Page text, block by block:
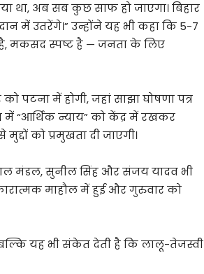
था, अब सब कुछ साफ हो जाएगा। बिहार
में उतरेंगे।” उन्होंने यह भी कहा कि 5-7
है, मकसद स्पष्ट है — जनता के लिए
पटना में होगी, जहां साझा घोषणा पत्र
में “आर्थिक न्याय” को केंद्र में रखकर
को प्रमुखता दी जाएगी।
मंडल, सुनील सिंह और संजय यादव भी
माहौल में हुई और गुरुवार को
यह भी संकेत देती है कि लालू-तेजस्वी